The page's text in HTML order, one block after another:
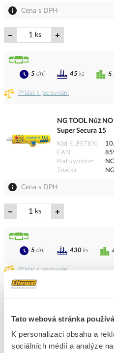
Tato webová stránka
K personalizaci obsahu a
sociálních médií a analýze
Cena s DPH
ks
Přidat k porovnání
5
5 dní 45 ks
NG TOOL Nůž
Super Secura 15
Kód ELFETEX
EAN
Kód výrobce
Značka
Cena s DPH
ks
Přidat k porovnání
5 dní 430 ks
NG TOOL Nůž
Kód ELFETEX
Kód výrobce
Značka